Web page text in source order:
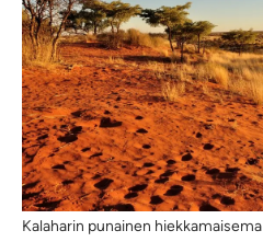
Kalaharin punainen hiekkamaisema